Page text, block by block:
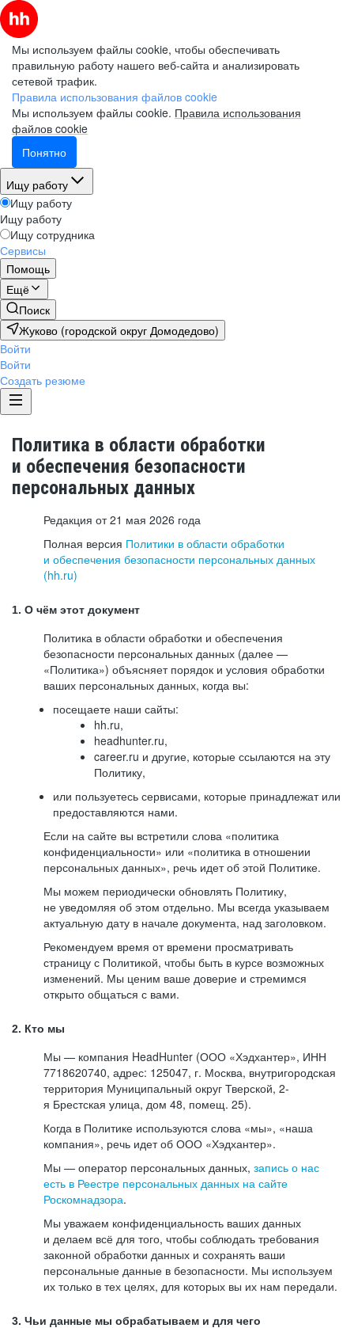
Мы используем файлы cookie, чтобы обеспечивать
правильную работу нашего веб-сайта и анализировать
сетевой трафик.
Правила использования файлов cookie
Мы используем файлы cookie. Правила использования
файлов cookie
Понятно
Ищу работу
Ищу работу
Ищу работу
Ищу сотрудника
Сервисы
Помощь
Ещё
Поиск
Жуково (городской округ Домодедово)
Войти
Войти
Создать резюме
Политика в области обработки
и обеспечения безопасности
персональных данных
Редакция от 21 мая 2026 года
Полная версия Политики в области обработки
и обеспечения безопасности персональных данных
(hh.ru)
1. О чём этот документ
Политика в области обработки и обеспечения
безопасности персональных данных (далее —
«Политика») объясняет порядок и условия обработки
ваших персональных данных, когда вы:
посещаете наши сайты:
hh.ru,
headhunter.ru,
career.ru и другие, которые ссылаются на эту
Политику,
или пользуетесь сервисами, которые принадлежат или
предоставляются нами.
Если на сайте вы встретили слова «политика
конфиденциальности» или «политика в отношении
персональных данных», речь идет об этой Политике.
Мы можем периодически обновлять Политику,
не уведомляя об этом отдельно. Мы всегда указываем
актуальную дату в начале документа, над заголовком.
Рекомендуем время от времени просматривать
страницу с Политикой, чтобы быть в курсе возможных
изменений. Мы ценим ваше доверие и стремимся
открыто общаться с вами.
2. Кто мы
Мы — компания HeadHunter (ООО «Хэдхантер», ИНН
7718620740, адрес: 125047, г. Москва, внутригородская
территория Муниципальный округ Тверской, 2-
я Брестская улица, дом 48, помещ. 25).
Когда в Политике используются слова «мы», «наша
компания», речь идет об ООО «Хэдхантер».
Мы — оператор персональных данных, запись о нас
есть в Реестре персональных данных на сайте
Роскомнадзора.
Мы уважаем конфиденциальность ваших данных
и делаем всё для того, чтобы соблюдать требования
законной обработки данных и сохранять ваши
персональные данные в безопасности. Мы используем
их только в тех целях, для которых вы их нам передали.
3. Чьи данные мы обрабатываем и для чего